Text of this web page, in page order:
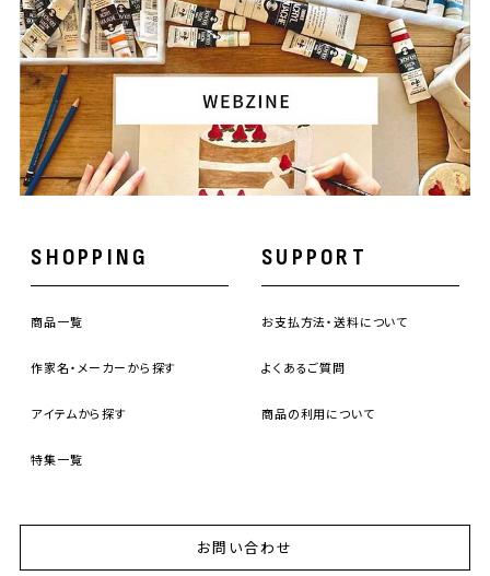
SHOPPING
商品一覧
作家名・メーカーから探す
アイテムから探す
特集一覧
SUPPORT
お支払方法・送料について
よくあるご質問
商品の利用について
お問い合わせ